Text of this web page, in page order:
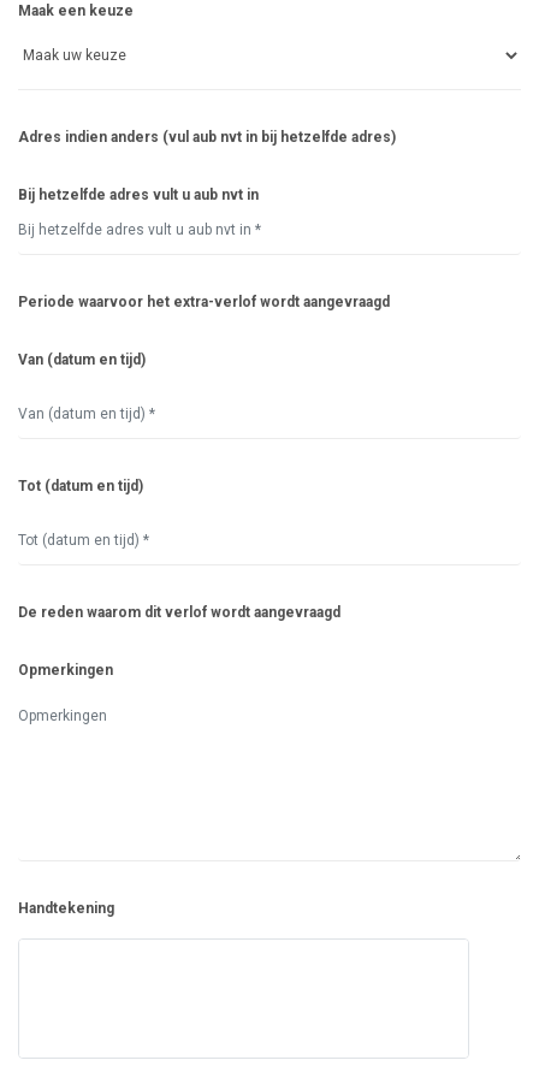
Maak een keuze
Adres indien anders (vul aub nvt in bij hetzelfde adres)
Bij hetzelfde adres vult u aub nvt in
Periode waarvoor het extra-verlof wordt aangevraagd
Van (datum en tijd)
Tot (datum en tijd)
De reden waarom dit verlof wordt aangevraagd
Opmerkingen
Handtekening